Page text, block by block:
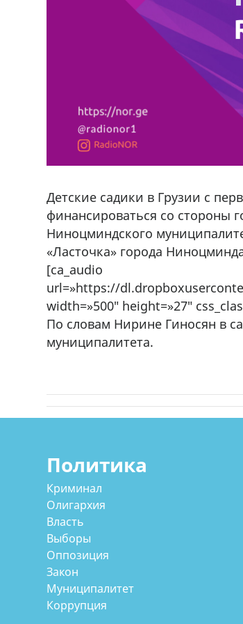
Детские садики в Грузии с
финансироваться со стороны
Ниноцминдского
«Ласточка» города
[ca_audio
url=»https://
width=»500″ height=»27″
По словам Нирине Гиносян в
муниципалитета.
Политика
Криминал
Олигархия
Власть
Выборы
Оппозиция
Закон
Муниципалитет
Коррупция